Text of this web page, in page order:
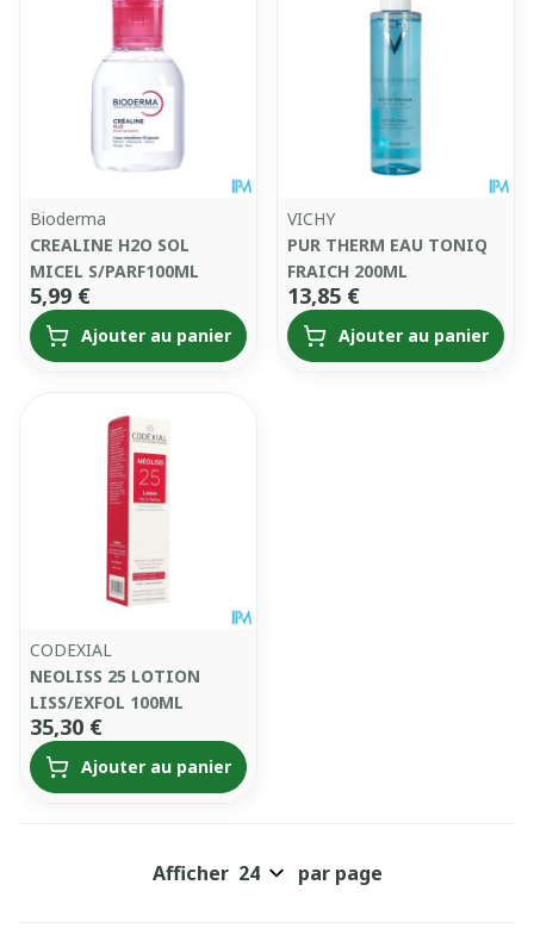
Bioderma
CREALINE H2O SOL
MICEL S/PARF100ML
5,99 €
Ajouter au panier
VICHY
PUR THERM EAU TONIQ
FRAICH 200ML
13,85 €
Ajouter au panier
CODEXIAL
NEOLISS 25 LOTION
LISS/EXFOL 100ML
35,30 €
Ajouter au panier
Afficher par page